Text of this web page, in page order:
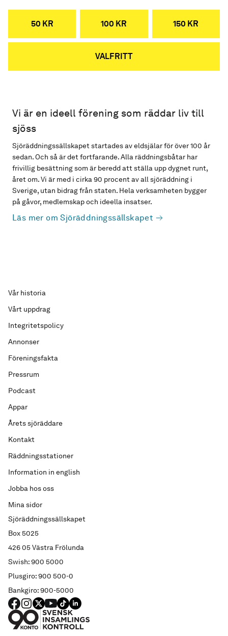
50 KR 100 KR 150 KR
VALFRITT
Vi är en ideell förening som räddar liv till
sjöss
Sjöräddningssällskapet startades av eldsjälar för över 100 år
sedan. Och så är det fortfarande. Alla räddningsbåtar har
frivillig besättning som är beredd att ställa upp dygnet runt,
året om. Vi är med i cirka 90 procent av all sjöräddning i
Sverige, utan bidrag från staten. Hela verksamheten bygger
på gåvor, medlemskap och ideella insatser.
Läs mer om Sjöräddningssällskapet
Sjöräddningssällskapet
Box 5025
426 05 Västra Frölunda
Swish: 900 5000
Plusgiro: 900 500-0
Bankgiro: 900-5000
Vår historia
Vårt uppdrag
Integritetspolicy
Annonser
Föreningsfakta
Pressrum
Podcast
Appar
Årets sjöräddare
Kontakt
Räddningsstationer
Information in english
Jobba hos oss
Mina sidor
FACEBOOK
Instagram
X YouTube
TIKTOKLINKED IN